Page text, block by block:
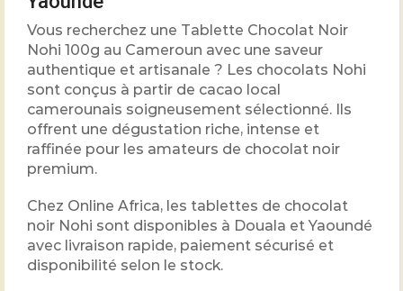
Vous recherchez une Tablette Chocolat Noir
Nohi 100g au Cameroun avec une saveur
authentique et artisanale ? Les chocolats Nohi
sont conçus à partir de cacao local
camerounais soigneusement sélectionné. Ils
offrent une dégustation riche, intense et
raffinée pour les amateurs de chocolat noir
premium.
Chez Online Africa, les tablettes de chocolat
noir Nohi sont disponibles à Douala et Yaoundé
avec livraison rapide, paiement sécurisé et
disponibilité selon le stock.